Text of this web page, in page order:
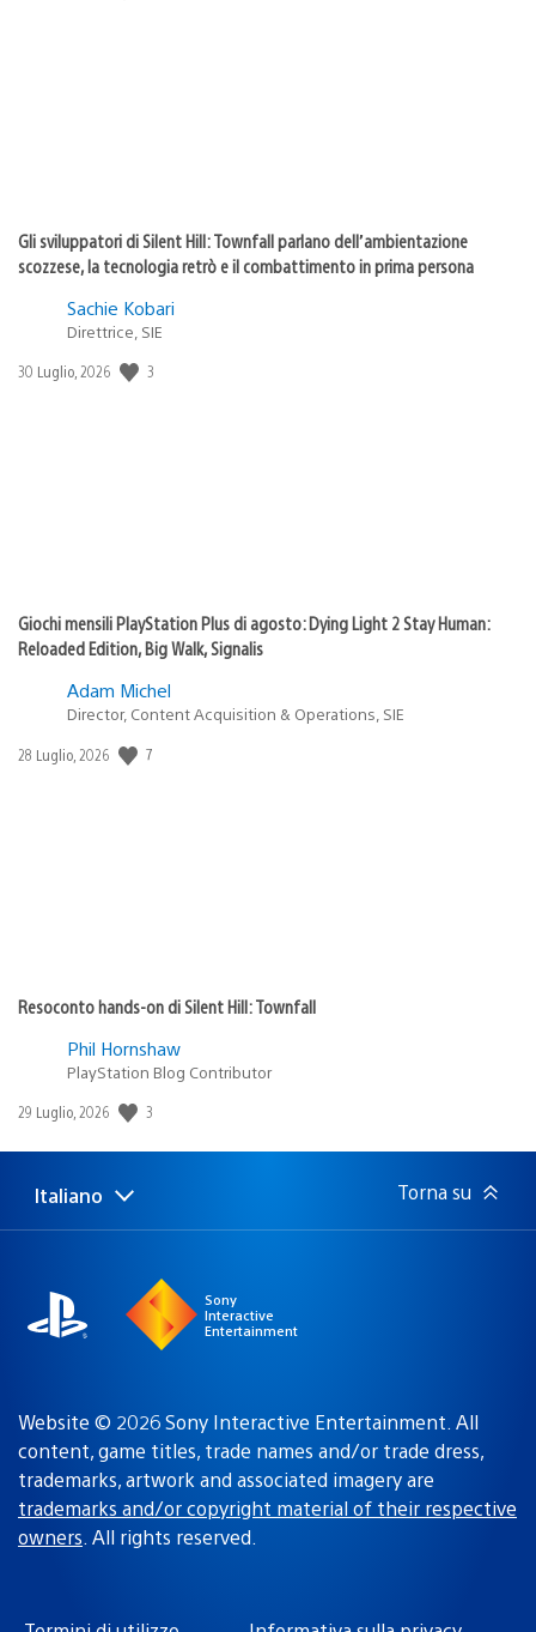
Gli sviluppatori di Silent Hill: Townfall parlano dell’ambientazione
scozzese, la tecnologia retrò e il combattimento in prima persona
Sachie Kobari
Direttrice, SIE
Data
30 Luglio, 2026 3
Giochi mensili PlayStation Plus di agosto: Dying Light 2 Stay Human:
Reloaded Edition, Big Walk, Signalis
Adam Michel
Director, Content Acquisition & Operations, SIE
Data
28 Luglio, 2026 7
Resoconto hands-on di Silent Hill: Townfall
Phil Hornshaw
PlayStation Blog Contributor
Data
pubblicazione:
29 Luglio, 2026 3
Seleziona
Regione
Italiano Torna su
Sony
Interactive
Entertainment
Website © 2026 Sony Interactive Entertainment. All
content, game titles, trade names and/or trade dress,
trademarks, artwork and associated imagery are
trademarks and/or copyright material of their respective
owners. All rights reserved.